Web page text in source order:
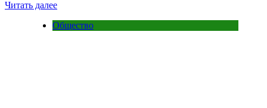
Читать далее
Общество